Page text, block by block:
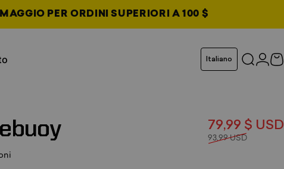
PER ORDINI SUPERIORI A 100 $
Italiano
Cerca
79,99 $ USD
93,99 USD
22 recensioni totali